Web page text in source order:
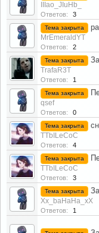
IIIao_JIuHb_
Ответов: 3
Тема закрыта
MrEmeraldYT
Ответов: 2
Тема закрыта
TrafaR3T
Ответов: 1
Тема закрыта
qsef
Ответов: 0
Тема закрыта
TTbILeCoC
Ответов: 4
Тема закрыта
TTbILeCoC
Ответов: 3
Тема закрыта
Xx_baHaHa_xX
Ответов: 1